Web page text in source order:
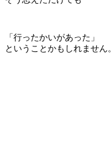
「行ったかいがあった」
ということかもしれません。